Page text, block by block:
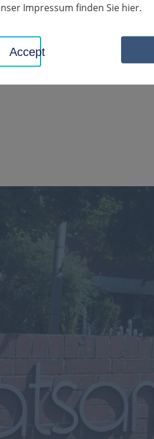
Impressum finden Sie hier.
Accept